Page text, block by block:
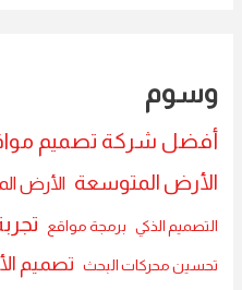
وسوم
أفضل شركة تصميم
الأرض المتوسعة الأرض
التصميم الذكي برمجة مواقع
تحسين محركات البحث تصميم